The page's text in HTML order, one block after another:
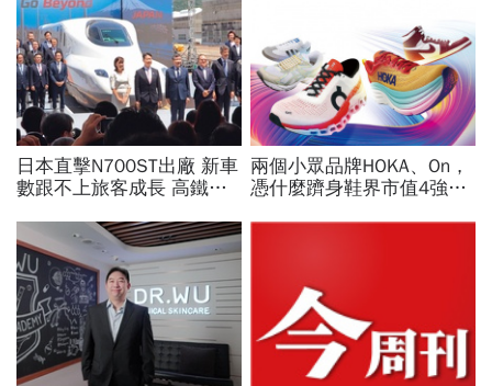
日本直擊N700ST出廠 新車
數跟不上旅客成長 高鐵遇3
兩個小眾品牌HOKA、On，
憑什麼躋身鞋界市值4強、